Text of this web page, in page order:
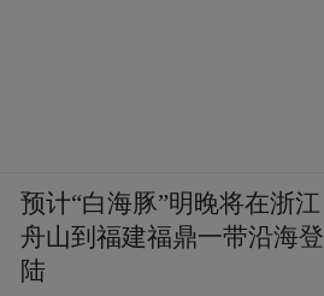
预计“白海豚”明晚将在浙江
舟山到福建福鼎一带沿海登
陆